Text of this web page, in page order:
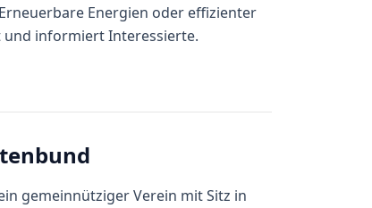
Energien oder effizienter
und informiert Interessierte.
gemeinnütziger Verein mit Sitz in